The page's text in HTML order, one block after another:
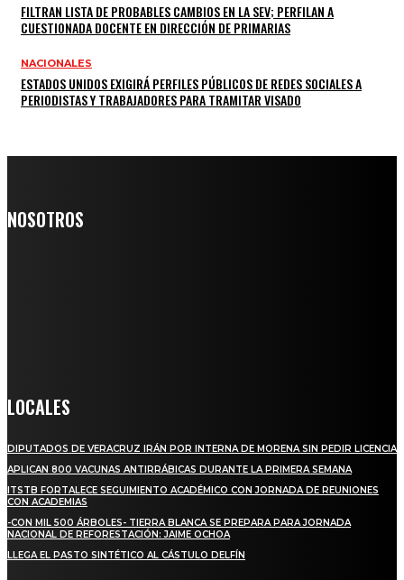
FILTRAN LISTA DE PROBABLES CAMBIOS EN LA SEV; PERFILAN A
CUESTIONADA DOCENTE EN DIRECCIÓN DE PRIMARIAS
NACIONALES
ESTADOS UNIDOS EXIGIRÁ PERFILES PÚBLICOS DE REDES SOCIALES A
PERIODISTAS Y TRABAJADORES PARA TRAMITAR VISADO
NOSOTROS
LOCALES
DIPUTADOS DE VERACRUZ IRÁN POR INTERNA DE MORENA SIN PEDIR LICENCIA
APLICAN 800 VACUNAS ANTIRRÁBICAS DURANTE LA PRIMERA SEMANA
ITSTB FORTALECE SEGUIMIENTO ACADÉMICO CON JORNADA DE REUNIONES
CON ACADEMIAS
-CON MIL 500 ÁRBOLES- TIERRA BLANCA SE PREPARA PARA JORNADA
NACIONAL DE REFORESTACIÓN: JAIME OCHOA
LLEGA EL PASTO SINTÉTICO AL CÁSTULO DELFÍN